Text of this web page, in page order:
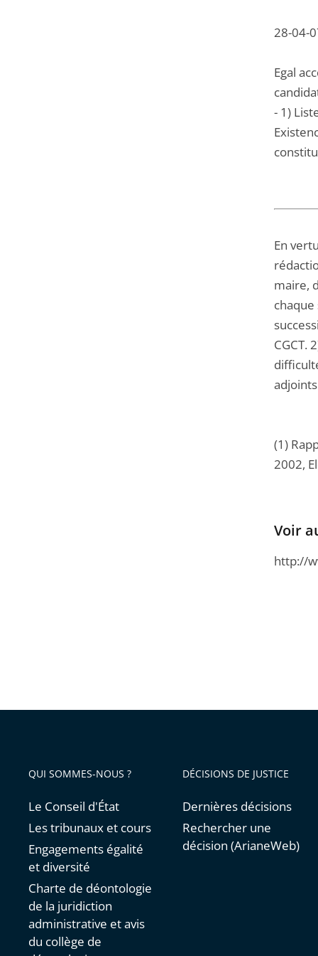
28-04-
Egal
- 1)
En
maire,
CGCT.
(1)
2002,
Voir
http://
QUI SOMMES-NOUS ?
Le Conseil d'État
Les tribunaux et cours
Engagements égalité
et diversité
Charte de déontologie
de la juridiction
administrative et avis
du collège de
DÉCISIONS DE JUSTICE
Dernières décisions
Rechercher une
décision (ArianeWeb)